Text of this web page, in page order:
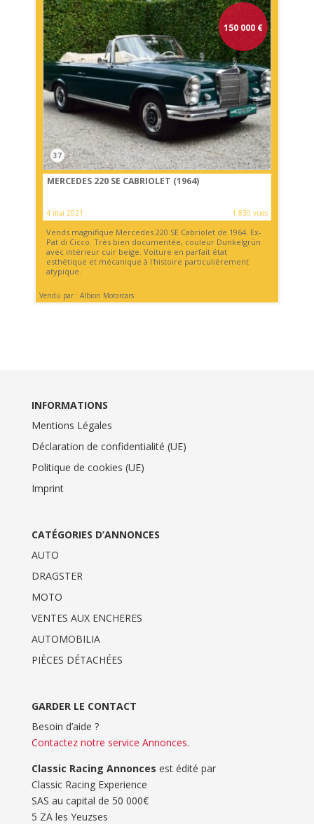
150 000€
37
MERCEDES 220 SE CABRIOLET (1964)
4 mai 2021 1 830 vues
Vends magnifique Mercedes 220 SE Cabriolet de 1964. Ex-
Pat di Cicco. Très bien documentée, couleur Dunkelgrün
avec intérieur cuir beige. Voiture en parfait état
esthétique et mécanique à l'histoire particulièrement
atypique.
Vendu par : Albion Motorcars
INFORMATIONS
Mentions Légales
Déclaration de confidentialité (UE)
Politique de cookies (UE)
Imprint
CATÉGORIES D’ANNONCES
AUTO
DRAGSTER
MOTO
VENTES AUX ENCHERES
AUTOMOBILIA
PIÈCES DÉTACHÉES
GARDER LE CONTACT
Besoin d’aide ?
Contactez notre service Annonces.
Classic Racing Annonces est édité par
Classic Racing Experience
SAS au capital de 50 000€
5 ZA les Yeuzses